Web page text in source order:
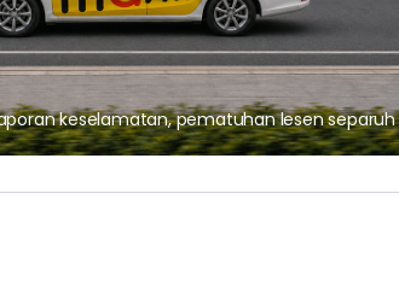
keselamatan, pematuhan lesen separuh